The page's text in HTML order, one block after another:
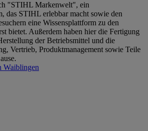
"STIHL Markenwelt", ein
das STIHL erlebbar macht sowie den
eine Wissensplattform zu den
bietet. Außerdem haben hier die Fertigung
der Betriebsmittel und die
Vertrieb, Produktmanagement sowie Teile
Waiblingen